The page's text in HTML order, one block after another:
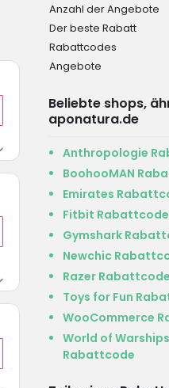
Anzahl der Angebote
Der beste Rabatt
Rabattcodes
Angebote
Beliebte shops,
aponatura.de
Anthropologie
BoohooMAN
Emirates
Fitbit Rabattcode
Gymshark
Newchic
Razer Rabattcode
Toys for Fun
WooCommerce
World of Warships
Rabattcode